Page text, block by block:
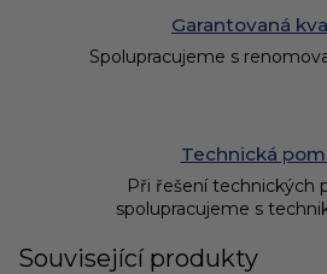
Garantovaná
Spolupracujeme s
Technická
Při řešení technických
spolupracujeme s
Související produkty